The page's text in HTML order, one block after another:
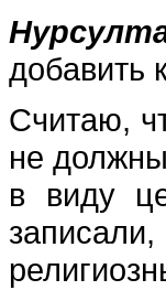
добавить
Считаю,
не
в виду